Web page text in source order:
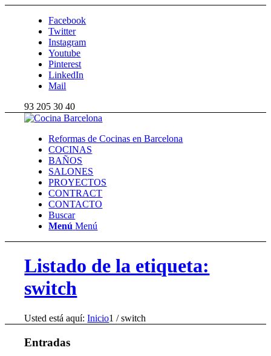
Facebook
Twitter
Instagram
Youtube
Pinterest
LinkedIn
Mail
93 205 30 40
Reformas de Cocinas en Barcelona
COCINAS
BAÑOS
SALONES
PROYECTOS
CONTRACT
CONTACTO
Buscar
Menú Menú
Listado de la etiqueta:
switch
Usted está aquí: Inicio1 / switch
Entradas